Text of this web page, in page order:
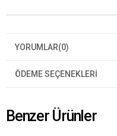
YORUMLAR(0)
ÖDEME SEÇENEKLERI
Benzer Ürünler